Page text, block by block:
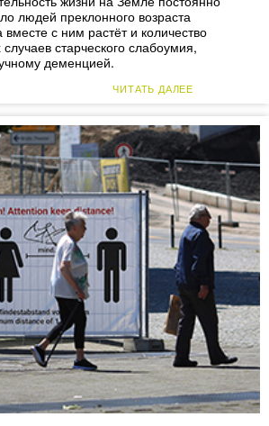
людей преклонного возраста
вместе с ним растёт и количество
старческого слабоумия,
деменцией.
ЧИТАТЬ ДАЛЕЕ